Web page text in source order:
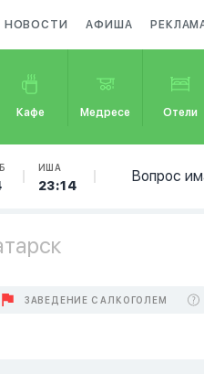
НОВОСТИ АФИША
Кафе Медресе Отели
ИША
23:14
Вопрос
ЗАВЕДЕНИЕ С АЛКОГОЛЕМ